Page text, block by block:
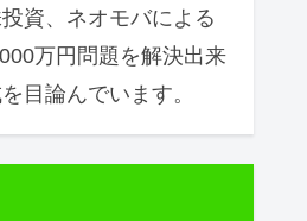
資、ネオモバによる
万円問題を解決出来
目論んでいます。